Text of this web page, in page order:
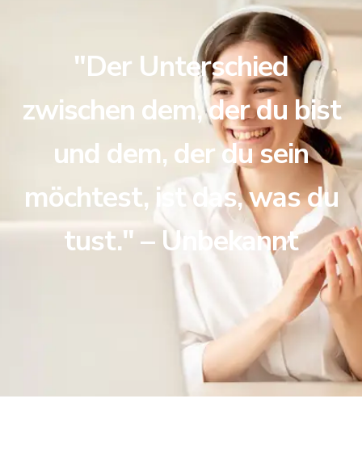
"Der Unterschied
zwischen dem, der du bist
und dem, der du sein
möchtest, ist das, was du
tust." – Unbekannt